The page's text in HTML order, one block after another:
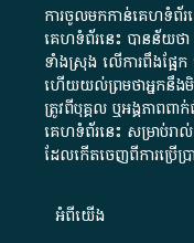
ការចូលមកកាន់គេហទំព័រ
គេហទំព័រនេះ បានន័យថ
ទាំងស្រុង លើការពឹងផ្អែ
ហើយយល់ព្រមថាអ្នកនឹងមិ
ត្រូវពីបុគ្គល ឬអង្គភាពពា
គេហទំព័រនេះ សម្រាប់រា
ដែលកើតចេញពីការប្រើ
អំពី​យើង​